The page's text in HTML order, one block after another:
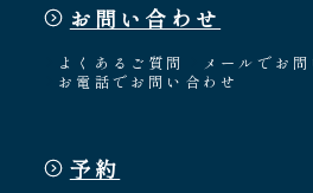
お問い合わせ
よくあるご質問
メールでお
お電話でお問い合わせ
予約